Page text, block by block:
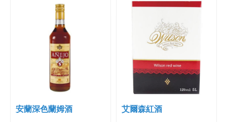
安蘭深色蘭姆酒 艾爾森紅酒